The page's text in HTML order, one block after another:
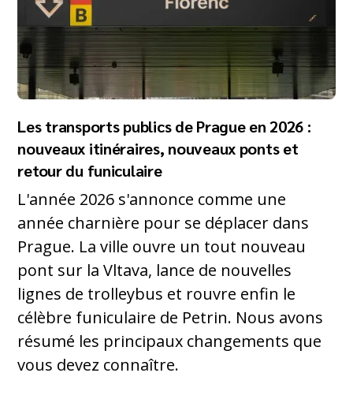
Les transports publics de Prague en 2026 :
nouveaux itinéraires, nouveaux ponts et
retour du funiculaire
L'année 2026 s'annonce comme une
année charnière pour se déplacer dans
Prague. La ville ouvre un tout nouveau
pont sur la Vltava, lance de nouvelles
lignes de trolleybus et rouvre enfin le
célèbre funiculaire de Petrin. Nous avons
résumé les principaux changements que
vous devez connaître.